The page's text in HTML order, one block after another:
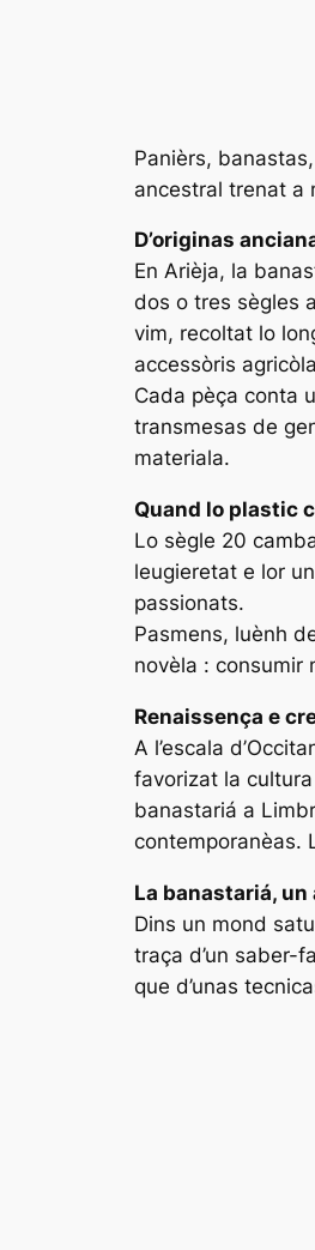
Panièrs,
ancestral trenat a
D’originas
En Arièja, la
dos o tres sègles
vim, recoltat lo
accessòris
Cada pèça conta
transmesas de
materiala.
Quand lo plastic
Lo sègle 20
leugieretat e lor
passionats.
Pasmens, luènh
novèla : consumir
Renaissença e
A l’escala
favorizat la
banastariá a
contemporanèas.
La banastariá,
Dins un mond
traça d’un saber-
que d’unas